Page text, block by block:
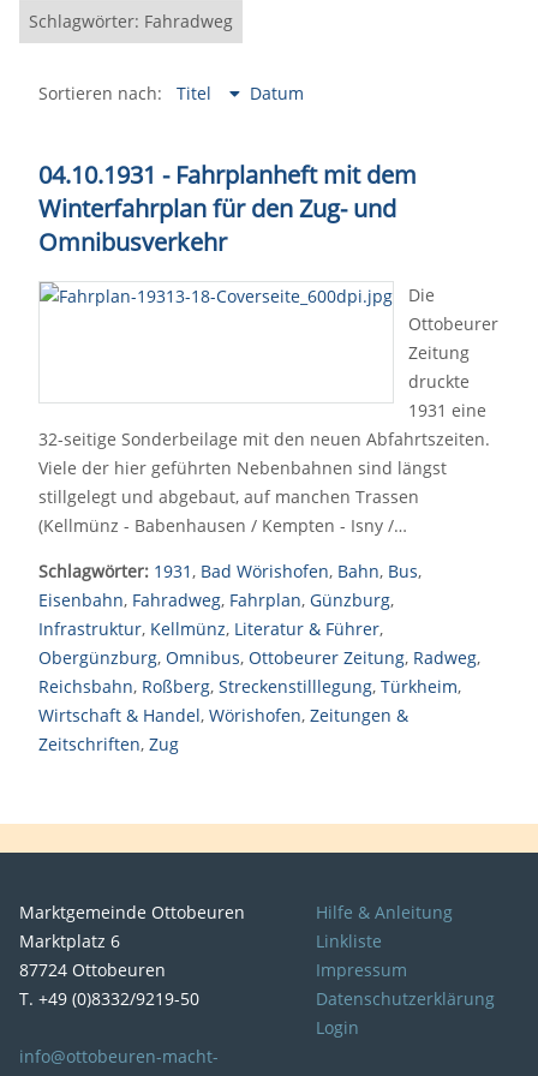
Schlagwörter: Fahradweg
Sortieren nach: Titel Datum
04.10.1931 - Fahrplanheft mit dem
Winterfahrplan für den Zug- und
Omnibusverkehr
Die
Ottobeurer
Zeitung
druckte
1931 eine
32-seitige Sonderbeilage mit den neuen Abfahrtszeiten.
Viele der hier geführten Nebenbahnen sind längst
stillgelegt und abgebaut, auf manchen Trassen
(Kellmünz - Babenhausen / Kempten - Isny /…
Schlagwörter: 1931, Bad Wörishofen, Bahn, Bus,
Eisenbahn, Fahradweg, Fahrplan, Günzburg,
Infrastruktur, Kellmünz, Literatur & Führer,
Obergünzburg, Omnibus, Ottobeurer Zeitung, Radweg,
Reichsbahn, Roßberg, Streckenstilllegung, Türkheim,
Wirtschaft & Handel, Wörishofen, Zeitungen &
Zeitschriften, Zug
Marktgemeinde Ottobeuren
Marktplatz 6
87724 Ottobeuren
T. +49 (0)8332/9219-50
info@ottobeuren-macht-
Hilfe & Anleitung
Linkliste
Impressum
Datenschutzerklärung
Login